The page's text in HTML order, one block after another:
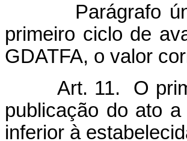
Parágrafo
primeiro ciclo de
GDATFA, o valor
Art. 11. O
publicação do ato
inferior à